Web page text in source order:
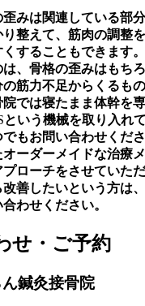
みは関連している部
整えて、筋肉の調整
することもできます
は、骨格の歪みはもち
筋力不足からくるも
では寝たまま体幹を
という機械を取り入れ
もお問い合わせくだ
ーダーメイドな治療
ローチをさせていただ
善したいという方は
わせください。
せ・ご予約